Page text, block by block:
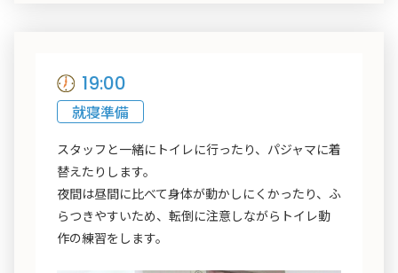
19:00
就寝準備
スタッフと一緒にトイレに行ったり、パジャマに着
替えたりします。
夜間は昼間に比べて身体が動かしにくかったり、ふ
らつきやすいため、転倒に注意しながらトイレ動
作の練習をします。